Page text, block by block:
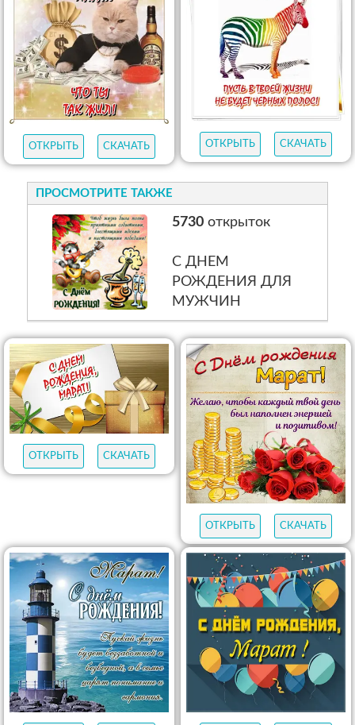
ОТКРЫТЬ СКАЧАТЬ ОТКРЫТЬ СКАЧАТЬ
ПРОСМОТРИТЕ ТАКЖЕ
5730открыток
С ДНЕМ
РОЖДЕНИЯ ДЛЯ
МУЖЧИН
ОТКРЫТЬ СКАЧАТЬ
ОТКРЫТЬ СКАЧАТЬ